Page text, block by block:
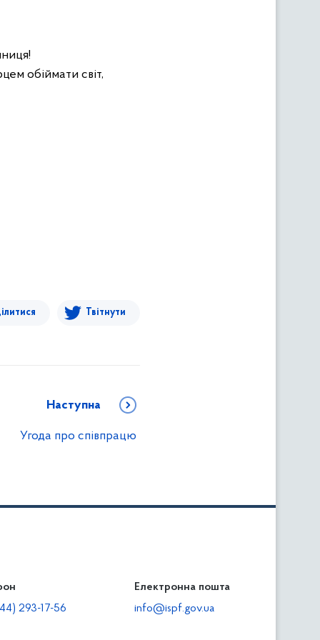
обіймати світ,
Твітнути
Наступна
Угода про співпрацю
293-17-56
Електронна пошта
info@ispf.gov.ua